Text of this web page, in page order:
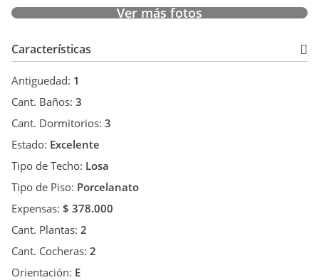
- Consultanos para más información o coordinar una visita
Ver más fotos
Características
Antiguedad: 1
Cant. Baños: 3
Cant. Dormitorios: 3
Estado: Excelente
Tipo de Techo: Losa
Tipo de Piso: Porcelanato
Expensas: $ 378.000
Cant. Plantas: 2
Cant. Cocheras: 2
Orientación: E